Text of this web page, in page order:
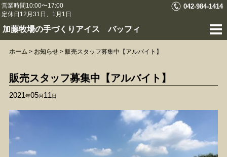
営業時間10:00〜17:00
定休日12月31日、1月1日
042-984-1414
加藤牧場の手づくりアイス バッフィ
ホーム > お知らせ > 販売スタッフ募集中【アルバイト】
販売スタッフ募集中【アルバイト】
2021年05月 11日